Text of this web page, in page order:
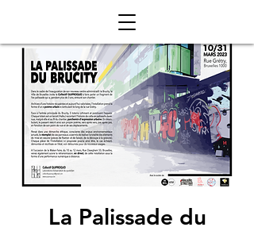
La Palissade du